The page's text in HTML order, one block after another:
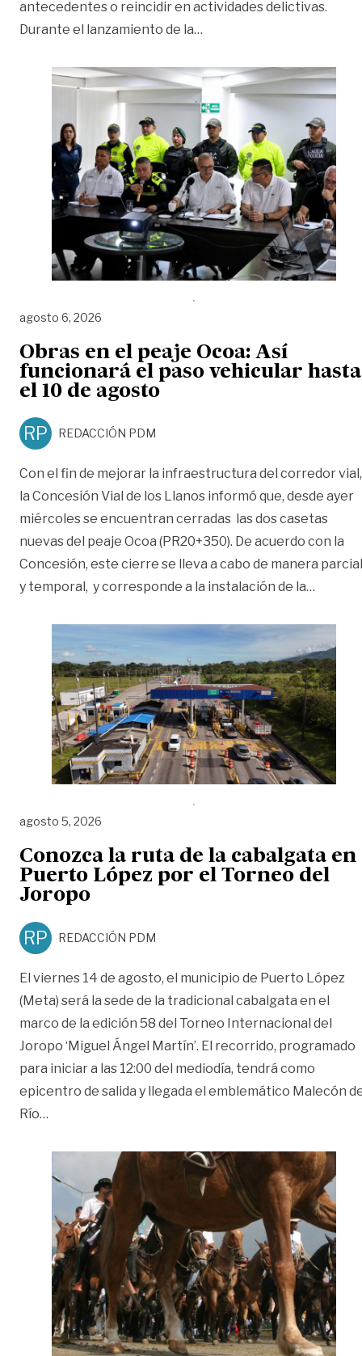
antecedentes o reincidir en actividades delictivas.
Durante el lanzamiento de la…
agosto 6, 2026
Obras en el peaje Ocoa: Así
funcionará el paso vehicular hasta
el 10 de agosto
RP REDACCIÓN PDM
Con el fin de mejorar la infraestructura del corredor vial,
la Concesión Vial de los Llanos informó que, desde ayer
miércoles se encuentran cerradas las dos casetas
nuevas del peaje Ocoa (PR20+350). De acuerdo con la
Concesión, este cierre se lleva a cabo de manera parcial
y temporal, y corresponde a la instalación de la…
agosto 5, 2026
Conozca la ruta de la cabalgata en
Puerto López por el Torneo del
Joropo
RP REDACCIÓN PDM
El viernes 14 de agosto, el municipio de Puerto López
(Meta) será la sede de la tradicional cabalgata en el
marco de la edición 58 del Torneo Internacional del
Joropo ‘Miguel Ángel Martín’. El recorrido, programado
para iniciar a las 12:00 del mediodía, tendrá como
epicentro de salida y llegada el emblemático Malecón
Río…